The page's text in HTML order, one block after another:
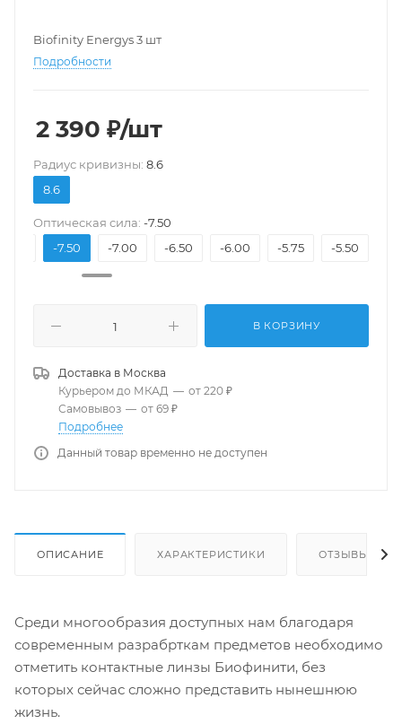
Biofinity Energys 3 шт
Подробности
2 390 ₽/шт
Pадиус кривизны: 8.6
8.6
Оптическая сила: -7.50
-7.50 -7.00 -6.50 -6.00 -5.75 -5.50
В КОРЗИНУ
Доставка в Москва
Курьером до МКАД — от 220 ₽
Самовывоз — от 69 ₽
Подробнее
Данный товар временно не доступен
ОПИСАНИЕ ХАРАКТЕРИСТИКИ ОТЗЫВЫ
Среди многообразия доступных нам благодаря
современным разрабрткам предметов необходимо
отметить контактные линзы Биофинити, без
которых сейчас сложно представить нынешнюю
жизнь.